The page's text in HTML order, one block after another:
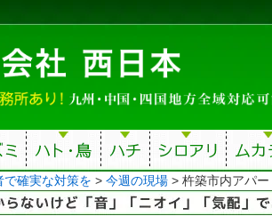
で確実な対策を > 今週の現場 > 杵築市内アパ